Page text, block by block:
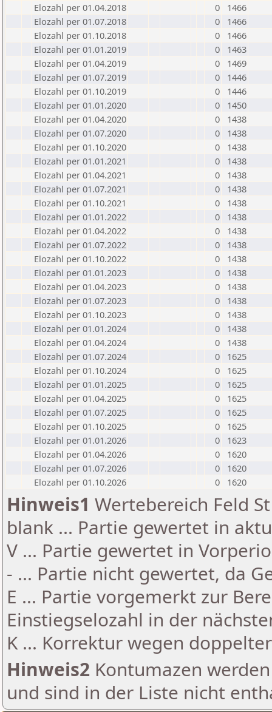
Elozahl per 01.04.2018
0
1466
Elozahl per 01.07.2018
0
1466
Elozahl per 01.10.2018
0
1466
Elozahl per 01.01.2019
0
1463
Elozahl per 01.04.2019
0
1469
Elozahl per 01.07.2019
0
1446
Elozahl per 01.10.2019
0
1446
Elozahl per 01.01.2020
0
1450
Elozahl per 01.04.2020
0
1438
Elozahl per 01.07.2020
0
1438
Elozahl per 01.10.2020
0
1438
Elozahl per 01.01.2021
0
1438
Elozahl per 01.04.2021
0
1438
Elozahl per 01.07.2021
0
1438
Elozahl per 01.10.2021
0
1438
Elozahl per 01.01.2022
0
1438
Elozahl per 01.04.2022
0
1438
Elozahl per 01.07.2022
0
1438
Elozahl per 01.10.2022
0
1438
Elozahl per 01.01.2023
0
1438
Elozahl per 01.04.2023
0
1438
Elozahl per 01.07.2023
0
1438
Elozahl per 01.10.2023
0
1438
Elozahl per 01.01.2024
0
1438
Elozahl per 01.04.2024
0
1438
Elozahl per 01.07.2024
0
1625
Elozahl per 01.10.2024
0
1625
Elozahl per 01.01.2025
0
1625
Elozahl per 01.04.2025
0
1625
Elozahl per 01.07.2025
0
1625
Elozahl per 01.10.2025
0
1625
Elozahl per 01.01.2026
0
1623
Elozahl per 01.04.2026
0
1620
Elozahl per 01.07.2026
0
1620
Elozahl per 01.10.2026
0 1620
Hinweis1 Wertebereich Feld
blank ... Partie gewertet in
V ... Partie gewertet in
- ... Partie nicht gewertet, da
E ... Partie vorgemerkt zur
Einstiegselozahl in der
K ... Korrektur wegen
Hinweis2 Kontumazen
und sind in der Liste nicht